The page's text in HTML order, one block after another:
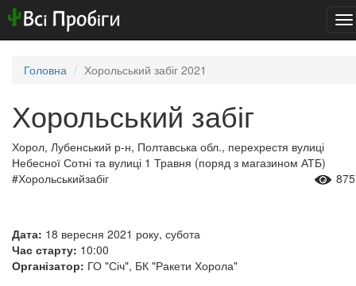
Головна Хорольський забіг 2021
Хорольський забіг
Хорол, Лубенський р-н, Полтавська обл., перехрестя вулиці
Небесної Сотні та вулиці 1 Травня (поряд з магазином АТБ)
#Хорольськийзабіг
Дата: 18 вересня 2021 року, субота
Час старту: 10:00
Організатор: ГО "Січ", БК "Ракети Хорола"